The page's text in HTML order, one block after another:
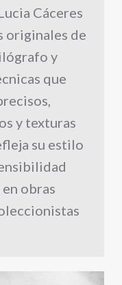
Cáceres
originales de
y
que
y texturas
su estilo
obras